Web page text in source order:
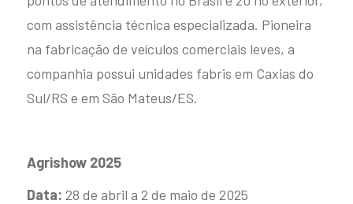
com assistência técnica especializada. Pioneira
na fabricação de veículos comerciais leves, a
companhia possui unidades fabris em Caxias do
Sul/RS e em São Mateus/ES.
Agrishow 2025
Data: 28 de abril a 2 de maio de 2025